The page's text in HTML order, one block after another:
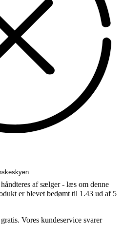
af sælger - læs om denne
er blevet bedømt til 1.43 ud af 5
Vores kundeservice svarer